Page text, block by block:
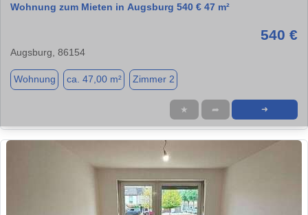
Wohnung zum Mieten in Augsburg 540 € 47 m²
540 €
Augsburg, 86154
Wohnung ca. 47,00 m² Zimmer 2
★ ➦ ➜